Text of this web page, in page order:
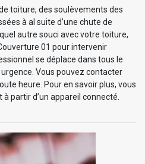
toiture, des soulèvements des
à al suite d’une chute de
autre souci avec votre toiture,
01 pour intervenir
se déplace dans tous le
Vous pouvez contacter
heure. Pour en savoir plus, vous
partir d’un appareil connecté.